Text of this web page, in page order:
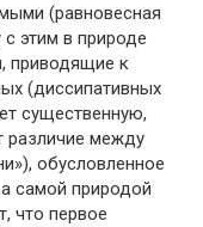
(равновесная
этим в природе
приводящие к
(диссипативных
существенную,
различие между
обусловленное
самой природой
что первое